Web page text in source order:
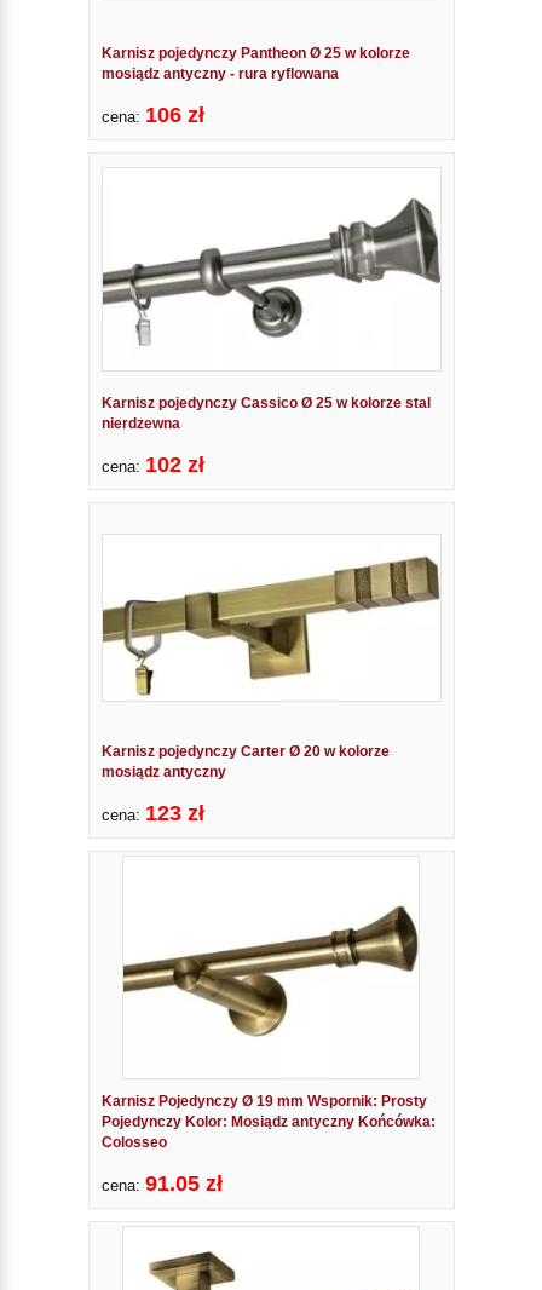
Karnisz pojedynczy Pantheon Ø 25 w kolorze
mosiądz antyczny - rura ryflowana
cena: 106 zł
Karnisz pojedynczy Cassico Ø 25 w kolorze stal
nierdzewna
cena: 102 zł
Karnisz pojedynczy Carter Ø 20 w kolorze
mosiądz antyczny
cena: 123 zł
Karnisz Pojedynczy Ø 19 mm Wspornik: Prosty
Pojedynczy Kolor: Mosiądz antyczny Końcówka:
Colosseo
cena: 91.05 zł